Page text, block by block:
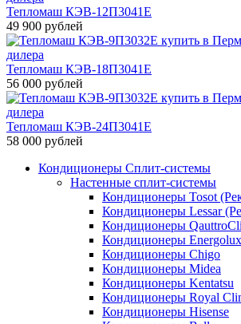
Тепломаш КЭВ-12П3041Е
49 900 рублей
Тепломаш КЭВ-18П3041Е
56 000 рублей
Тепломаш КЭВ-24П3041Е
58 000 рублей
Кондиционеры Сплит-системы
Настенные сплит-системы
Кондиционеры Tosot
Кондиционеры Lessar
Кондиционеры
Кондиционеры Energolux
Кондиционеры Chigo
Кондиционеры Midea
Кондиционеры Kentatsu
Кондиционеры Royal
Кондиционеры Hisense